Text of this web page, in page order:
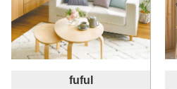
fuful